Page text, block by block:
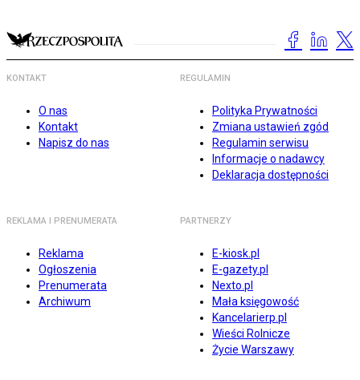
KONTAKT
O nas
Kontakt
Napisz do nas
REGULAMIN
Polityka Prywatności
Zmiana ustawień zgód
Regulamin serwisu
Informacje o nadawcy
Deklaracja dostępności
REKLAMA I PRENUMERATA
Reklama
Ogłoszenia
Prenumerata
Archiwum
PARTNERZY
E-kiosk.pl
E-gazety.pl
Nexto.pl
Mała księgowość
Kancelarierp.pl
Wieści Rolnicze
Życie Warszawy